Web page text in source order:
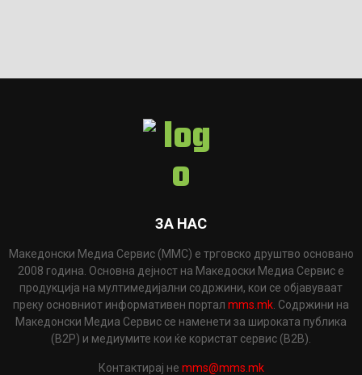
ЗА НАС
Македонски Медиа Сервис (ММС) е трговско друштво основано
2008 година. Основна дејност на Македоски Медиа Сервис е
продукција на мултимедијални содржини, кои се објавуваат
преку основниот информативен портал mms.mk . Содржини на
Македонски Медиа Сервис се наменети за широката публика
(B2P) и медиумите кои ќе користат сервис (B2B).
Контактирај не mms@mms.mk